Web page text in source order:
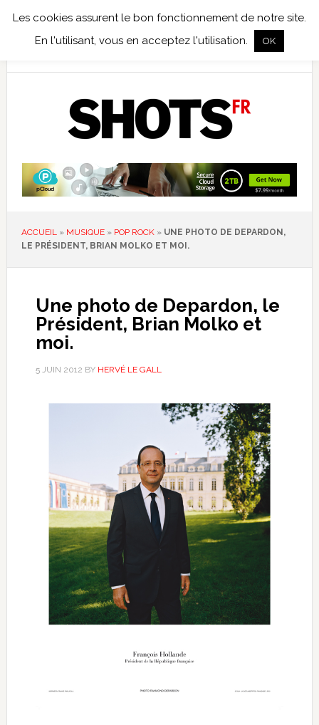
ACCUEIL » MUSIQUE» POP ROCK» UNE PHOTO DE DEPARDON,
LE PRÉSIDENT, BRIAN MOLKO ET MOI.
Une photo de Depardon, le
Président, Brian Molko et
moi.
5 JUIN 2012 BY HERVÉ LE GALL
Les cookies assurent le bon fonctionnement de notre site.
En l'utilisant, vous en acceptez l'utilisation.
OK